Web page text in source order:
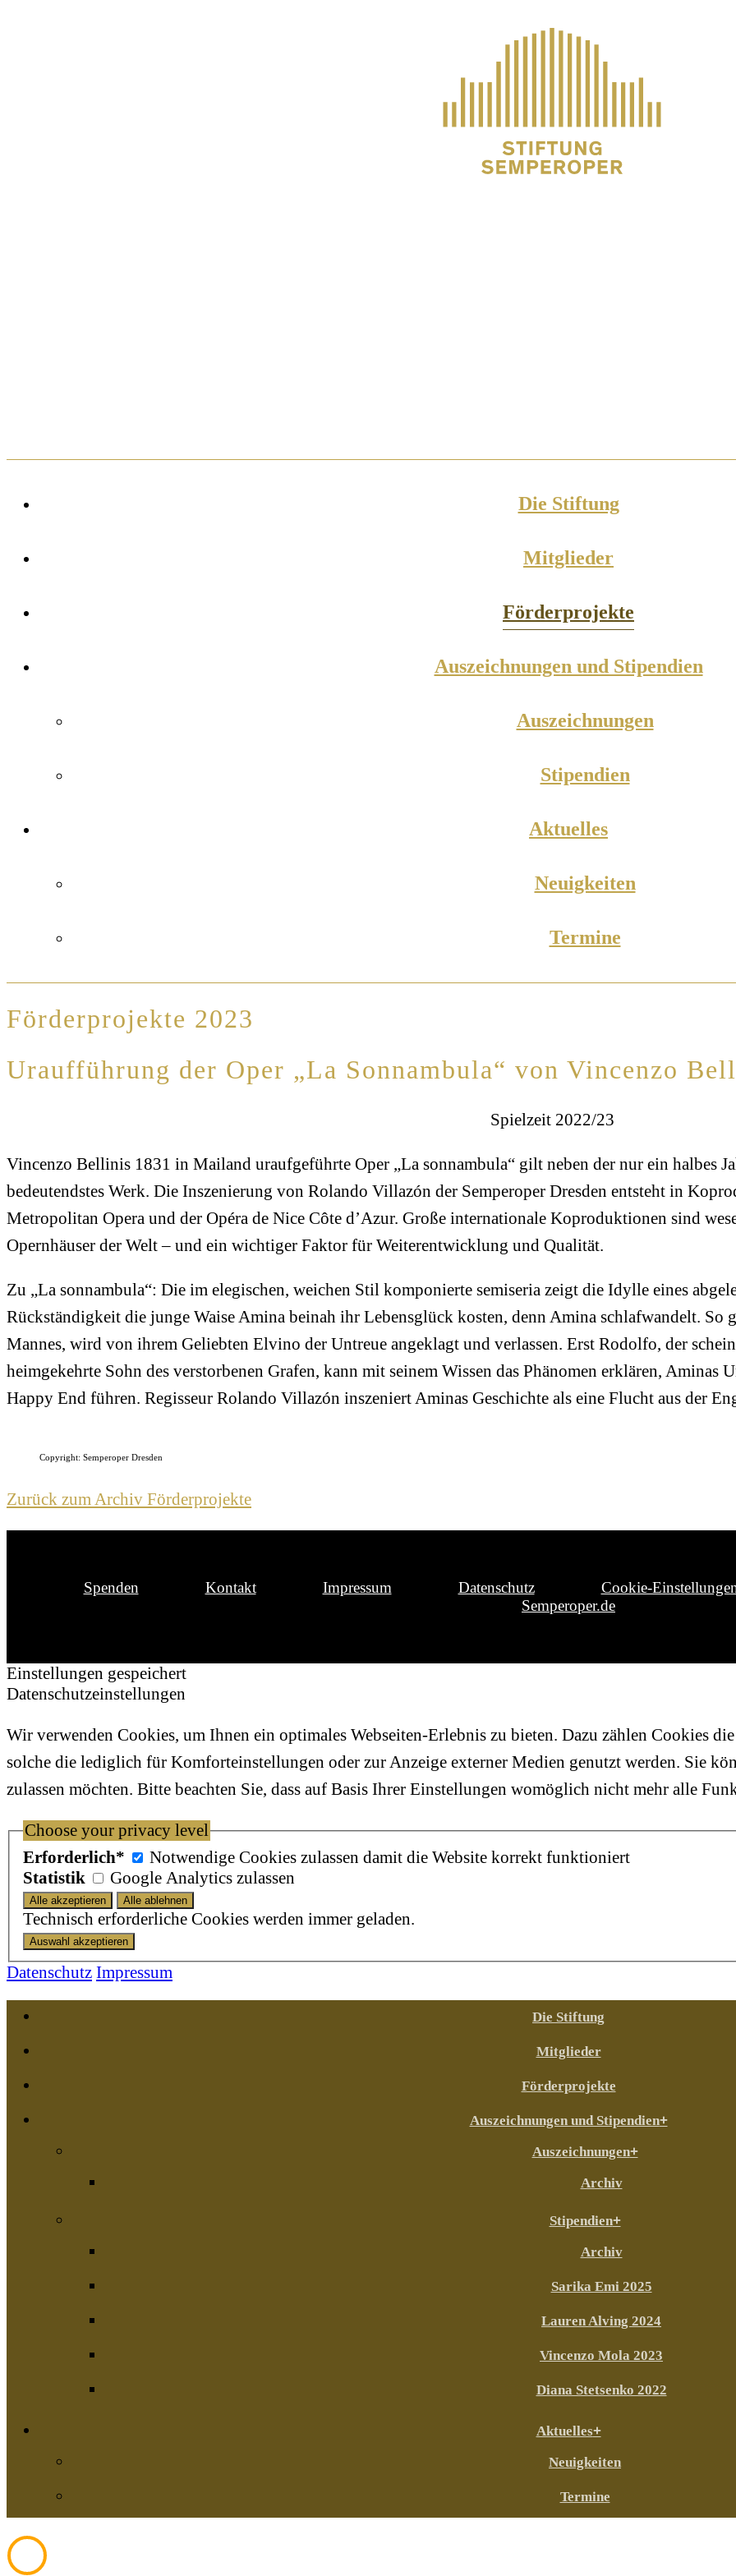
Die Stiftung
Mitglieder
Förderprojekte
Auszeichnungen und Stipendien
Auszeichnungen
Stipendien
Aktuelles
Neuigkeiten
Termine
Förderprojekte 2023
Uraufführung der Oper „La Sonnambula“ von Vincenzo
Spielzeit 2022/23
Vincenzo Bellinis 1831 in Mailand uraufgeführte Oper „La sonnambula“ gilt neben der nur ein halbes
bedeutendstes Werk. Die Inszenierung von Rolando Villazón der Semperoper Dresden entsteht in
Metropolitan Opera und der Opéra de Nice Côte d’Azur. Große internationale Koproduktionen sind
Opernhäuser der Welt – und ein wichtiger Faktor für Weiterentwicklung und Qualität.
Zu „La sonnambula“: Die im elegischen, weichen Stil komponierte semiseria zeigt die Idylle eines
Rückständigkeit die junge Waise Amina beinah ihr Lebensglück kosten, denn Amina schlafwandelt. So
Mannes, wird von ihrem Geliebten Elvino der Untreue angeklagt und verlassen. Erst Rodolfo, der
heimgekehrte Sohn des verstorbenen Grafen, kann mit seinem Wissen das Phänomen erklären, Aminas
Happy End führen. Regisseur Rolando Villazón inszeniert Aminas Geschichte als eine Flucht aus der
Copyright: Semperoper Dresden
Zurück zum Archiv Förderprojekte
Spenden Kontakt Impressum Datenschutz
Cookie-
Semperoper.de
Einstellungen gespeichert
Datenschutzeinstellungen
Wir verwenden Cookies, um Ihnen ein optimales Webseiten-Erlebnis zu bieten. Dazu zählen Cookies
solche die lediglich für Komforteinstellungen oder zur Anzeige externer Medien genutzt werden. Sie
zulassen möchten. Bitte beachten Sie, dass auf Basis Ihrer Einstellungen womöglich nicht mehr alle
Choose your privacy level
Erforderlich*
Notwendige Cookies zulassen damit die Website korrekt funktioniert
Statistik
Google Analytics zulassen
Technisch erforderliche Cookies werden immer geladen.
Datenschutz Impressum
Die Stiftung
Mitglieder
Förderprojekte
Auszeichnungen und Stipendien
Auszeichnungen
Archiv
Stipendien
Archiv
Sarika Emi 2025
Lauren Alving 2024
Vincenzo Mola 2023
Diana Stetsenko 2022
Aktuelles
Neuigkeiten
Termine